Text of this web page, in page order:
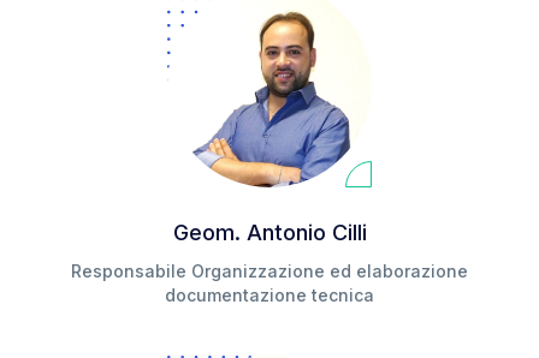
Geom. Antonio Cilli
Responsabile Organizzazione ed elaborazione
documentazione tecnica